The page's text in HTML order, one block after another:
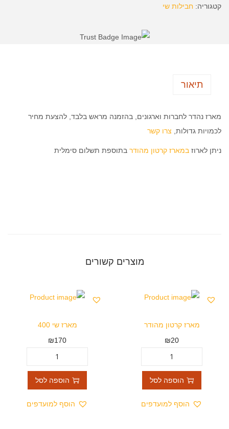
קטגוריה: חבילות שי
תיאור
מארז נהדר לחברות וארגונים, בהזמנה מראש בלבד, להצעת מחיר
לכמויות גדולות, צרו קשר
ניתן לארוז במארז קרטון מהודר בתוספת תשלום סימלית
מוצרים קשורים
מארז קרטון מהודר
₪20
הוספה לסל
הוסף למועדפים
מארז שי 400
₪170
הוספה לסל
הוסף למועדפים